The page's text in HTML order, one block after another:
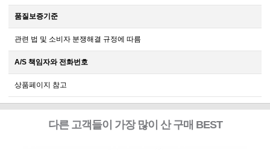
품질보증기준
관련 법 및 소비자 분쟁해결 규정에 따름
A/S 책임자와 전화번호
상품페이지 참고
다른 고객들이 가장 많이 산 구매 BEST